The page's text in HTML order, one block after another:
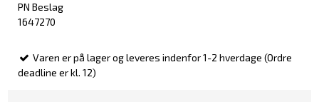
PN Beslag
1647270
Varen er på lager og leveres indenfor 1-2 hverdage (Ordre
deadline er kl. 12)